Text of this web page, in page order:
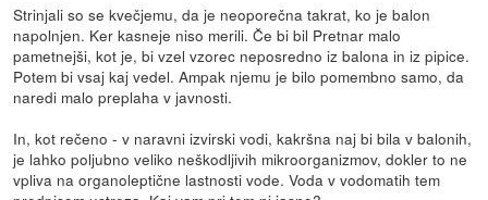
Strinjali so se kvečjemu, da je neoporečna takrat, ko je balon
napolnjen. Ker kasneje niso merili. Če bi bil Pretnar malo
pametnejši, kot je, bi vzel vzorec neposredno iz balona in iz pipice.
Potem bi vsaj kaj vedel. Ampak njemu je bilo pomembno samo, da
naredi malo preplaha v javnosti.
In, kot rečeno - v naravni izvirski vodi, kakršna naj bi bila v balonih,
je lahko poljubno veliko neškodljivih mikroorganizmov, dokler to ne
vpliva na organoleptične lastnosti vode. Voda v vodomatih tem